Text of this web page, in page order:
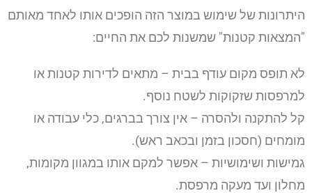
היתרונות של שימוש במוצר הזה הופכים אותו לאחד מאותם
"המצאות קטנות" שמשנות לכם את החיים:
לא תופס מקום עודף בבית – מתאים לדירות קטנות או
למרפסות שזקוקות לשטח נוסף.
קל להתקנה ולהסרה – אין צורך בברגים, כלי עבודה או
מומחים (חסכון בזמן ובכאב ראש).
גמישות ושימושיות – אפשר למקם אותו במגוון מקומות,
מחלון ועד מעקה מרפסת.